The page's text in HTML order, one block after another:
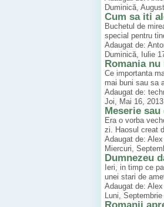
Duminică,
Cum sa iti
Buchetul de
special pentru
Adaugat de:
Duminică, Iulie
Romania nu
Ce importanta
mai buni sau sa
Adaugat de:
Joi, Mai 16,
Meserie
Era o vorba
zi. Haosul creat
Adaugat de: Alex
Miercuri,
Dumnezeu
Ieri, in timp ce
unei stari de
Adaugat de: Alex
Luni,